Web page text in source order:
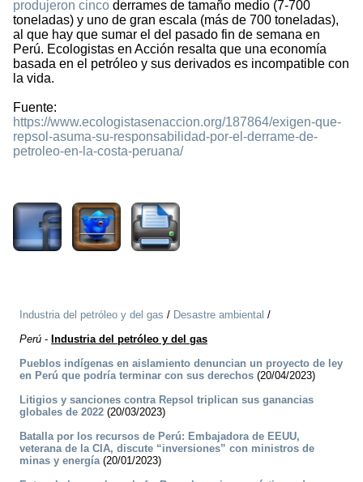
produjeron cinco derrames de tamaño medio (7-700
toneladas) y uno de gran escala (más de 700 toneladas),
al que hay que sumar el del pasado fin de semana en
Perú. Ecologistas en Acción resalta que una economía
basada en el petróleo y sus derivados es incompatible con
la vida.
Fuente:
https://www.ecologistasenaccion.org/187864/exigen-que-
repsol-asuma-su-responsabilidad-por-el-derrame-de-
petroleo-en-la-costa-peruana/
Industria del petróleo y del gas / Desastre ambiental /
Perú - Industria del petróleo y del gas
Pueblos indígenas en aislamiento denuncian un proyecto de ley
en Perú que podría terminar con sus derechos (20/04/2023)
Litigios y sanciones contra Repsol triplican sus ganancias
globales de 2022 (20/03/2023)
Batalla por los recursos de Perú: Embajadora de EEUU,
veterana de la CIA, discute “inversiones” con ministros de
minas y energía(20/01/2023)